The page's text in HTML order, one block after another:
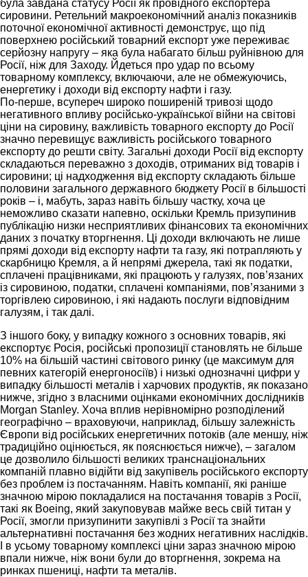
була завдана статусу Росії як провідного експортера
сировини. Ретельний макроекономічний аналіз показників
поточної економічної активності демонструє, що під
поверхнею російський товарний експорт уже переживає
серйозну напругу – яка була набагато більш руйнівною для
Росії, ніж для Заходу. Йдеться про удар по всьому
товарному комплексу, включаючи, але не обмежуючись,
енергетику і доходи від експорту нафти і газу.
По-перше, всупереч широко поширеній тривозі щодо
негативного впливу російсько-української війни на світові
ціни на сировину, важливість товарного експорту до Росії
значно перевищує важливість російського товарного
експорту до решти світу. Загальні доходи Росії від експорту
складаються переважно з доходів, отриманих від товарів і
сировини; ці надходження від експорту складають більше
половини загального державного бюджету Росії в більшості
років – і, мабуть, зараз навіть більшу частку, хоча це
неможливо сказати напевно, оскільки Кремль призупинив
публікацію низки несприятливих фінансових та економічних
даних з початку вторгнення. Ці доходи включають не лише
прямі доходи від експорту нафти та газу, які потрапляють у
скарбницю Кремля, а й непрямі джерела, такі як податки,
сплачені працівниками, які працюють у галузях, пов’язаних
із сировиною, податки, сплачені компаніями, пов’язаними з
торгівлею сировиною, і які надають послуги відповідним
галузям, і так далі.
З іншого боку, у випадку кожного з основних товарів, які
експортує Росія, російські пропозиції становлять не більше
10% на більшій частині світового ринку (це максимум для
певних категорій енергоносіїв) і низькі однозначні цифри у
випадку більшості металів і харчових продуктів, як показано
нижче, згідно з власними оцінками економічних дослідників
Morgan Stanley. Хоча вплив нерівномірно розподілений
географічно – враховуючи, наприклад, більшу залежність
Європи від російських енергетичних потоків (але меншу, ніж
традиційно оцінюється, як пояснюється нижче), – загалом
це дозволило більшості великих транснаціональних
компаній плавно відійти від закупівель російського експорту
без проблем із постачанням. Навіть компанії, які раніше
значною мірою покладалися на постачання товарів з Росії,
такі як Boeing, який закуповував майже весь свій титан у
Росії, змогли призупинити закупівлі з Росії та знайти
альтернативні постачання без жодних негативних наслідків.
І в усьому товарному комплексі ціни зараз значною мірою
впали нижче, ніж вони були до вторгнення, зокрема на
ринках пшениці, нафти та металів.